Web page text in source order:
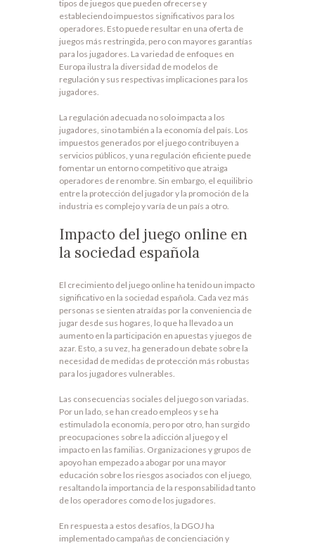
tipos de juegos que pueden ofrecerse y
estableciendo impuestos significativos para los
operadores. Esto puede resultar en una oferta de
juegos más restringida, pero con mayores garantías
para los jugadores. La variedad de enfoques en
Europa ilustra la diversidad de modelos de
regulación y sus respectivas implicaciones para los
jugadores.
La regulación adecuada no solo impacta a los
jugadores, sino también a la economía del país. Los
impuestos generados por el juego contribuyen a
servicios públicos, y una regulación eficiente puede
fomentar un entorno competitivo que atraiga
operadores de renombre. Sin embargo, el equilibrio
entre la protección del jugador y la promoción de la
industria es complejo y varía de un país a otro.
Impacto del juego online en
la sociedad española
El crecimiento del juego online ha tenido un impacto
significativo en la sociedad española. Cada vez más
personas se sienten atraídas por la conveniencia de
jugar desde sus hogares, lo que ha llevado a un
aumento en la participación en apuestas y juegos de
azar. Esto, a su vez, ha generado un debate sobre la
necesidad de medidas de protección más robustas
para los jugadores vulnerables.
Las consecuencias sociales del juego son variadas.
Por un lado, se han creado empleos y se ha
estimulado la economía, pero por otro, han surgido
preocupaciones sobre la adicción al juego y el
impacto en las familias. Organizaciones y grupos de
apoyo han empezado a abogar por una mayor
educación sobre los riesgos asociados con el juego,
resaltando la importancia de la responsabilidad tanto
de los operadores como de los jugadores.
En respuesta a estos desafíos, la DGOJ ha
implementado campañas de concienciación y